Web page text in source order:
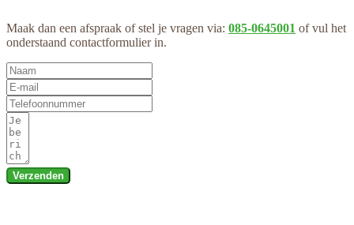
Maak dan een afspraak of stel je vragen via: 085-0645001 of vul het
onderstaand contactformulier in.
Verzenden